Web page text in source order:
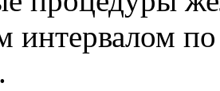
интервалом